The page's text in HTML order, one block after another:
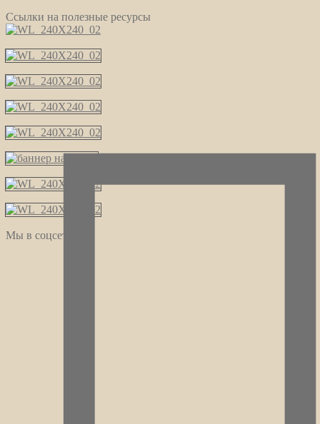
Ссылки на полезные ресурсы
Мы в соцсетях